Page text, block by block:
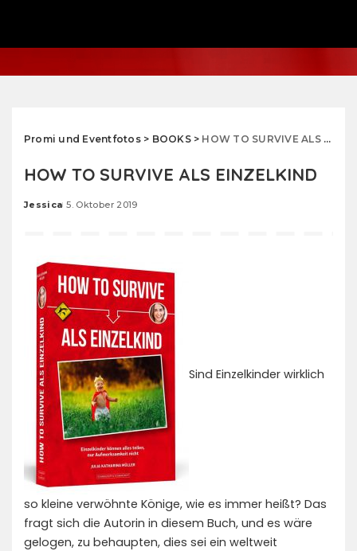
Promi und Eventfotos> BOOKS> HOW TO SURVIVE ALS EINZELKIND
HOW TO SURVIVE ALS EINZELKIND
Posted
Jessica 5. Oktober 2019
Sind Einzelkinder wirklich
so kleine verwöhnte Könige, wie es immer heißt? Das
fragt sich die Autorin in diesem Buch, und es wäre
gelogen, zu behaupten, dies sei ein weltweit